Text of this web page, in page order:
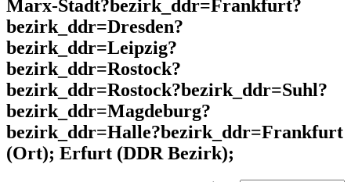
Marx-Stadt?bezirk_ddr=Frankfurt?
bezirk_ddr=Dresden?
bezirk_ddr=Leipzig?
bezirk_ddr=Rostock?
bezirk_ddr=Rostock?bezirk_ddr=Suhl?
bezirk_ddr=Magdeburg?
bezirk_ddr=Halle?bezirk_ddr=Frankfurt
(Ort); Erfurt (DDR Bezirk);